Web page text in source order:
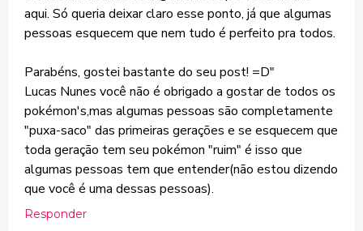
aqui. Só queria deixar claro esse ponto, já que algumas
pessoas esquecem que nem tudo é perfeito pra todos.
Parabéns, gostei bastante do seu post! =D"
Lucas Nunes você não é obrigado a gostar de todos os
pokémon's,mas algumas pessoas são completamente
"puxa-saco" das primeiras gerações e se esquecem que
toda geração tem seu pokémon "ruim" é isso que
algumas pessoas tem que entender(não estou dizendo
que você é uma dessas pessoas).
Responder